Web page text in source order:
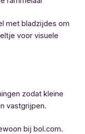
met bladzijdes om
voor visuele
zodat kleine
vastgrijpen.
bij bol.com.